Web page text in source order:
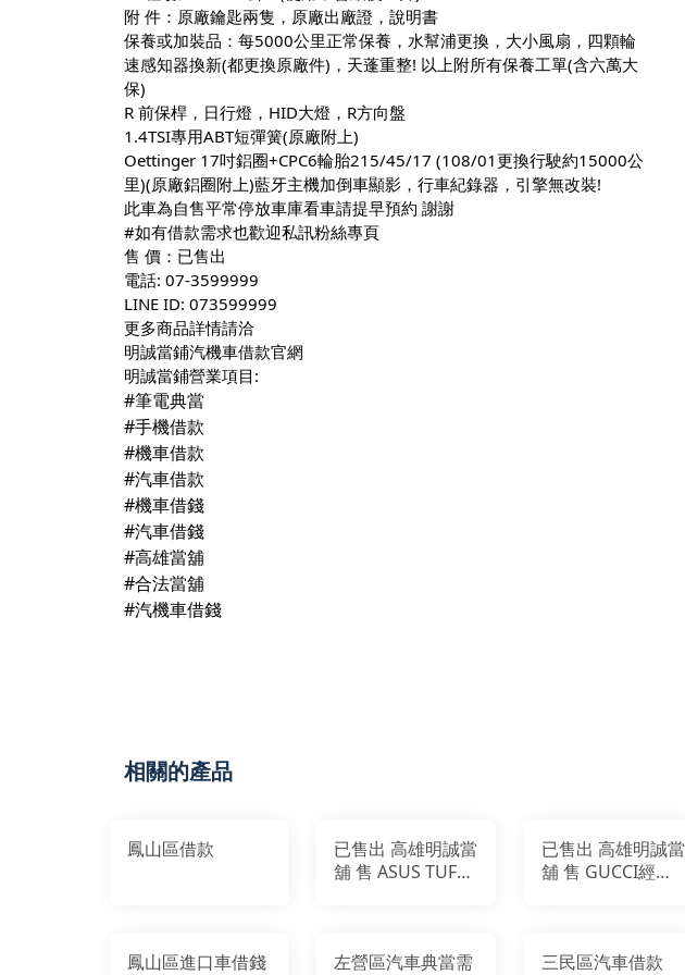
附 件：原廠鑰匙兩隻，原廠出廠證，說明書
保養或加裝品：每5000公里正常保養，水幫浦更換，大小風扇，四顆輪
速感知器換新(都更換原廠件)，天蓬重整! 以上附所有保養工單(含六萬大
保)
R 前保桿，日行燈，HID大燈，R方向盤
1.4TSI專用ABT短彈簧(原廠附上)
Oettinger 17吋鋁圈+CPC6輪胎215/45/17 (108/01更換行駛約15000公
里)(原廠鋁圈附上)藍牙主機加倒車顯影，行車紀錄器，引擎無改裝!
此車為自售平常停放車庫看車請提早預約 謝謝
#如有借款需求也歡迎私訊粉絲專頁
售 價：已售出
電話: 07-3599999
LINE ID: 073599999
更多商品詳情請洽
明誠當鋪汽機車借款官網
明誠當鋪營業項目:
#筆電典當
#手機借款
#機車借款
#汽車借款
#機車借錢
#汽車借錢
#高雄當舖
#合法當舖
#汽機車借錢
相關的產品
鳳山區借款
已售出 高雄明誠當
舖 售 ASUS TUF
已售出 高雄明誠當
舖 售 GUCCI經典
夾/零錢包
鳳山區進口車借錢
左營區汽車典當需
三民區汽車借款